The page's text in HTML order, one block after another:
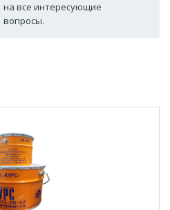
на все интересующие
вопросы.